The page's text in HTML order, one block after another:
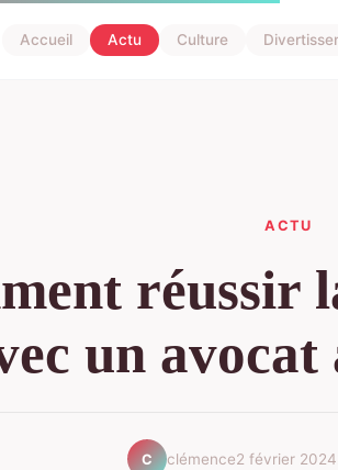
Accueil Actu Culture
ACTU
réussir
un avocat
C clémence2 février 2024